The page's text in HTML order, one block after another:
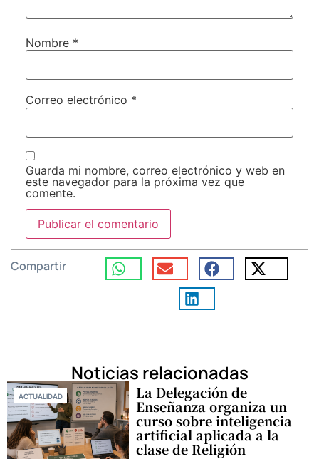
Nombre *
Correo electrónico *
Guarda mi nombre, correo electrónico y web en
este navegador para la próxima vez que
comente.
Compartir
Noticias relacionadas
ACTUALIDAD La Delegación de
Enseñanza organiza un
curso sobre inteligencia
artificial aplicada a la
clase de Religión